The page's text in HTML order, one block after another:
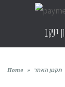
Home » תקנון האתר